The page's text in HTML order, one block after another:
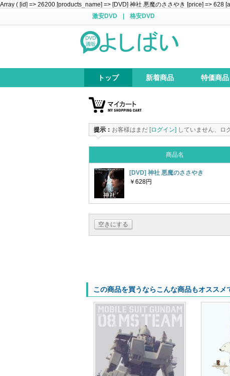
Array ( [id] => 26200 [products_name] => [DVD] 神社 悪魔のささやき [price] => 628
激安DVD
格安DVD
トップ 新着商品 特価商品
提示： お客様はまだ [ログイン] していません、ロ
商品名
[DVD] 神社 悪魔のささやき
￥628円
空きにする
この商品を買うならこんな商品もオススメ